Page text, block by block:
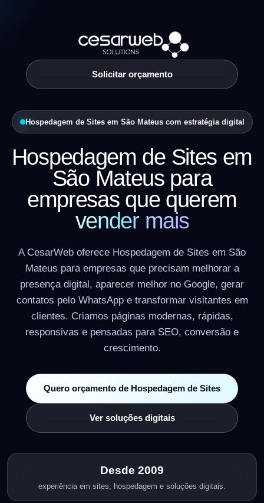
Solicitar orçamento
Hospedagem de Sites em São Mateus com estratégia digital
Hospedagem de Sites em
São Mateus para
empresas que querem
vender mais
A CesarWeb oferece Hospedagem de Sites em São
Mateus para empresas que precisam melhorar a
presença digital, aparecer melhor no Google, gerar
contatos pelo WhatsApp e transformar visitantes em
clientes. Criamos páginas modernas, rápidas,
responsivas e pensadas para SEO, conversão e
crescimento.
Quero orçamento de Hospedagem de Sites
Ver soluções digitais
Desde 2009
experiência em sites, hospedagem e soluções digitais.